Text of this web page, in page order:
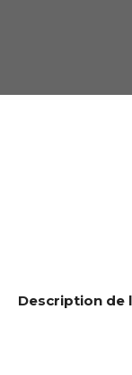
Description de